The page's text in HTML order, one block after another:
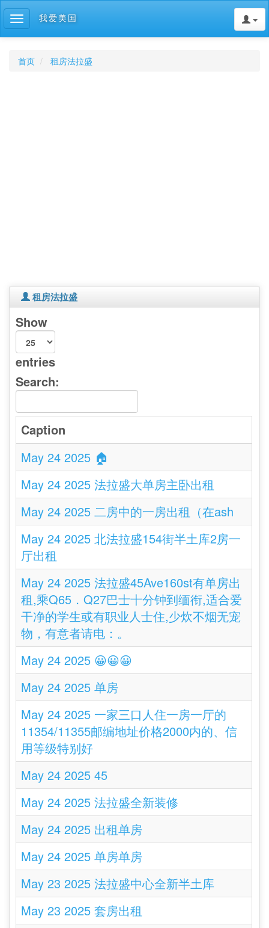
Toggle
navigation
我爱美国
首页 租房法拉盛
租房法拉盛
Show
entries
Search:
Caption
May 24 2025 🏠
May 24 2025 法拉盛大单房主卧出租
May 24 2025 二房中的一房出租（在ash
May 24 2025 北法拉盛154街半土库2房一
厅出租
May 24 2025 法拉盛45Ave160st有单房出
租,乘Q65．Q27巴士十分钟到缅衔,适合爱
干净的学生或有职业人士住,少炊不烟无宠
物，有意者请电：。
May 24 2025 😀😀😀
May 24 2025 单房
May 24 2025 一家三口人住一房一厅的
11354/11355邮编地址价格2000内的、信
用等级特别好
May 24 2025 45
May 24 2025 法拉盛全新装修
May 24 2025 出租单房
May 24 2025 单房单房
May 23 2025 法拉盛中心全新半土库
May 23 2025 套房出租